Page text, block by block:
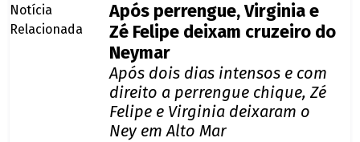
Após perrengue, Virginia e
Zé Felipe deixam cruzeiro do
Neymar
Após dois dias intensos e com
direito a perrengue chique, Zé
Felipe e Virginia deixaram o
Ney em Alto Mar